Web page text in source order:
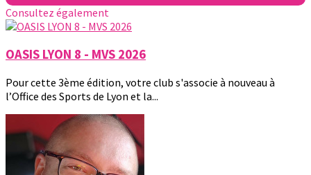
Consultez également
OASIS LYON 8 - MVS 2026
Pour cette 3ème édition, votre club s'associe à nouveau à
l’Office des Sports de Lyon et la...